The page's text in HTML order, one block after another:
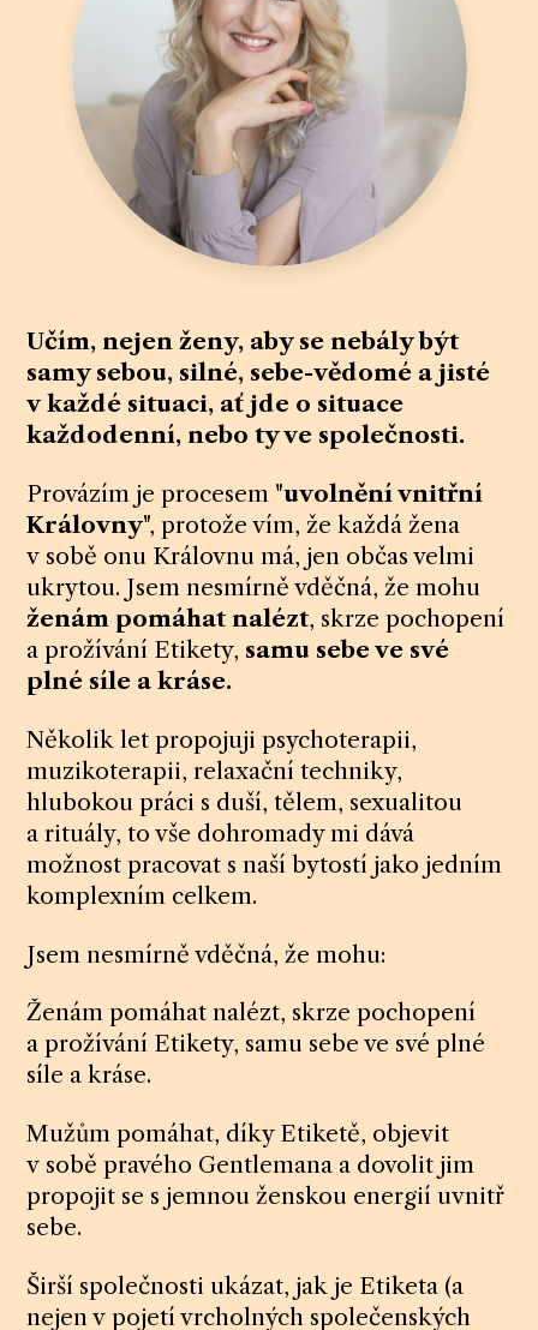
Učím, nejen ženy, aby se nebály být
samy sebou, silné, sebe-vědomé a jisté
v každé situaci, ať jde o situace
každodenní, nebo ty ve společnosti.
Provázím je procesem "uvolnění vnitřní
Královny", protože vím, že každá žena
v sobě onu Královnu má, jen občas velmi
ukrytou. Jsem nesmírně vděčná, že mohu
ženám pomáhat nalézt, skrze pochopení
a prožívání Etikety, samu sebe ve své
plné síle a kráse.
Několik let propojuji psychoterapii,
muzikoterapii, relaxační techniky,
hlubokou práci s duší, tělem, sexualitou
a rituály, to vše dohromady mi dává
možnost pracovat s naší bytostí jako jedním
komplexním celkem.
Jsem nesmírně vděčná, že mohu:
Ženám pomáhat nalézt, skrze pochopení
a prožívání Etikety, samu sebe ve své plné
síle a kráse.
Mužům pomáhat, díky Etiketě, objevit
v sobě pravého Gentlemana a dovolit jim
propojit se s jemnou ženskou energií uvnitř
sebe.
Širší společnosti ukázat, jak je Etiketa (a
nejen v pojetí vrcholných společenských